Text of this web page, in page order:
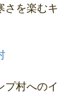
さを楽むキ
プ村へのイ